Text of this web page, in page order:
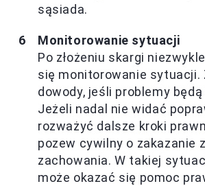
sąsiada.
Monitorowanie sytuacji
Po złożeniu skargi
się monitorowanie sytuacji.
dowody, jeśli problemy
Jeżeli nadal nie widać
rozważyć dalsze kroki
pozew cywilny o zakazanie
zachowania. W takiej
może okazać się pomoc